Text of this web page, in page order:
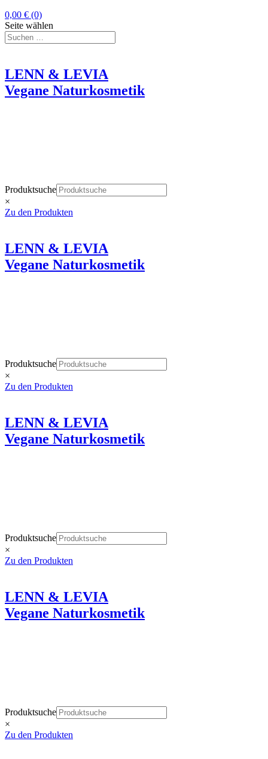
0,00 € (0)
Seite wählen
LENN & LEVIA
Vegane Naturkosmetik
Produktsuche
×
Zu den Produkten
LENN & LEVIA
Vegane Naturkosmetik
Produktsuche
×
Zu den Produkten
LENN & LEVIA
Vegane Naturkosmetik
Produktsuche
×
Zu den Produkten
LENN & LEVIA
Vegane Naturkosmetik
Produktsuche
×
Zu den Produkten